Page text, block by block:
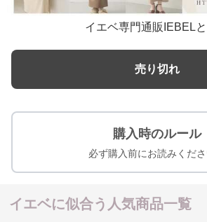
イエベ専門通販IEBELと
売り切れ
購入時のルール
必ず購入前にお読みくださ
イエベに似合う人気商品一覧